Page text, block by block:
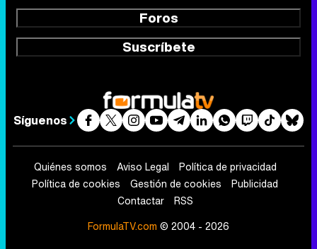
Foros
Suscríbete
Síguenos
Quiénes somos Aviso Legal
Política de privacidad
Política de cookies
Gestión de cookies
Publicidad
Contactar
RSS
FormulaTV.com © 2004 - 2026